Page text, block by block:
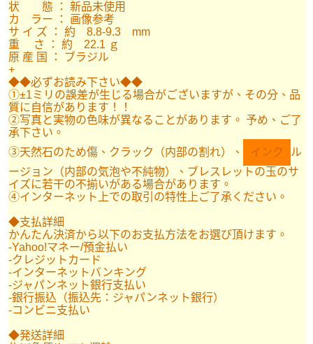
状 態 ： 新品未使用
カ ラー ： 画像参考
サ イ ズ ： 約 8.8-9.3 mm
重 さ ： 約 22.1 ｇ
原 産 国 ： ブラジル
+
◆◆必ずお読み下さい◆◆
①±1ミリの誤差が生じる場合がございますが、その分、品
質に自信があります！！
②写真と実物の色味が異なることがあります。 予め、ご了
承下さい。
③天然石のため傷、クラック（内部の割れ）、
インク
ル
ージョン（内部の気泡や不純物）、ブレスレットの玉のサ
イズに若干の不揃いがある場合があります。
④インターネット上での取引の特性上ご了承ください。
◆支払詳細
かんたん決済から以下のお支払方法をお選び頂けます。
-Yahoo!マネー/預金払い
-クレジットカード
-インターネットバンキング
-ジャパンネット銀行支払い
-銀行振込（振込先：ジャパンネット銀行）
-コンビニ支払い
◆発送詳細